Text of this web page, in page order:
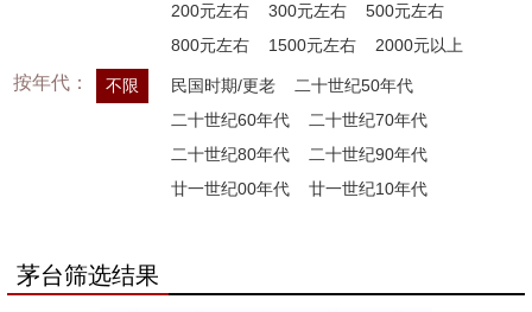
200元左右
300元左右
500元左右
800元左右
1500元左右 2000元以上
按年代： 不限 民国时期/更老
二十世纪50年代
二十世纪60年代
二十世纪70年代
二十世纪80年代
二十世纪90年代
廿一世纪00年代
廿一世纪10年代
茅台筛选结果